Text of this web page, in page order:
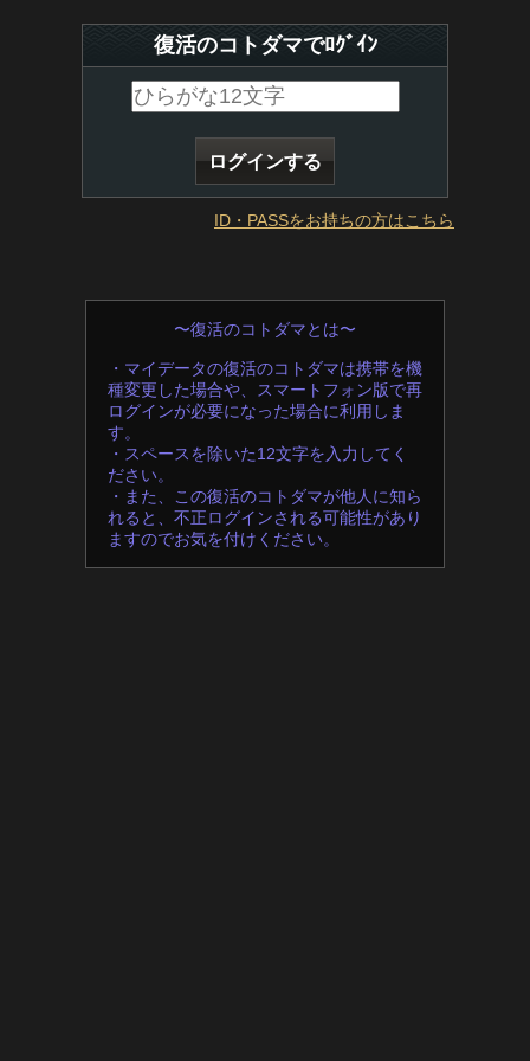
復活のコトダマでﾛｸﾞｲﾝ
ID・PASSをお持ちの方はこちら
〜復活のコトダマとは〜
・マイデータの復活のコトダマは携帯を機
種変更した場合や、スマートフォン版で再
ログインが必要になった場合に利用しま
す。
・スペースを除いた12文字を入力してく
ださい。
・また、この復活のコトダマが他人に知ら
れると、不正ログインされる可能性があり
ますのでお気を付けください。